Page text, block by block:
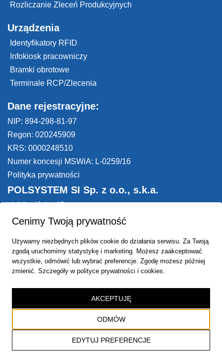
Rozliczanie Zleceń Produkcyjnych
Urządzenia
Identyfikatory RFID
Infokiosk pracowniczy
Bramki obrotowe
Terminale RCP/Zlecenia
Dane rejestracyjne:
NIP: 894-298-81-97
Regon: 020245909
KRS: 0000248510
Numer koncesji MSWiA: L-0259/16
Polityka prywatności
POLSYSTEM SI Sp. z o.o., s.k.a.
ul. Ukraińska 4D
54-401 Wrocław, Woj. Dolnośląskie
zapytanie@polsystem.pl
tel.+48 (71) 7837890
tel.+48 692 430 193
Cenimy Twoją prywatność
Używamy niezbędnych plików cookie do działania serwisu. Za Twoją
zgodą uruchomimy statystykę i marketing. Możesz zaakceptować
wszystkie, odmówić lub wybrać preferencje. Zgodę możesz później
zmienić. Szczegóły w polityce prywatności i cookies.
ODMÓW
EDYTUJ PREFERENCJE
AKCEPTUJĘ